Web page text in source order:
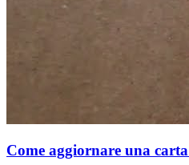
Come aggiornare una